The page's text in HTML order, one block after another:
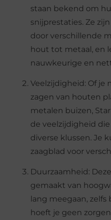
staan ​​bekend om
snijprestaties. Ze
door verschillende
hout tot metaal, en
nauwkeurige en
Veelzijdigheid: Of
zagen van houten
metalen buizen,
de veelzijdigheid
diverse klussen. Je
zaagblad voor
Duurzaamheid:
gemaakt van
lang meegaan,
hoeft je geen